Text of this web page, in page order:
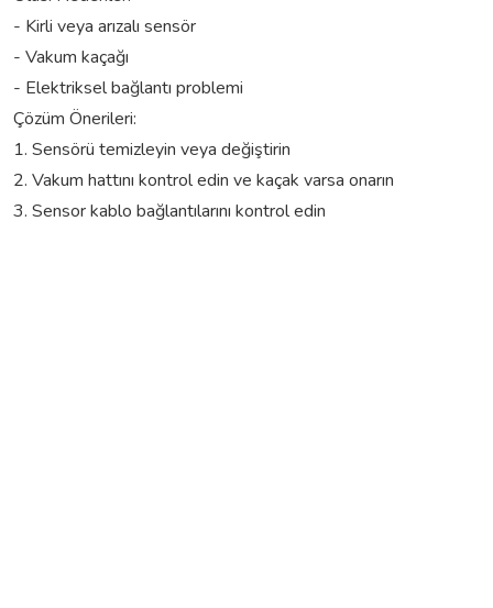
- Kirli veya arızalı sensör
- Vakum kaçağı
- Elektriksel bağlantı problemi
Çözüm Önerileri:
1. Sensörü temizleyin veya değiştirin
2. Vakum hattını kontrol edin ve kaçak varsa onarın
3. Sensor kablo bağlantılarını kontrol edin